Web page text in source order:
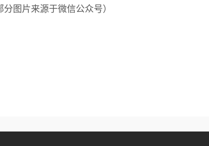
图片来源于微信公众号）